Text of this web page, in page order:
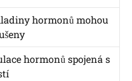
hormonů mohou
hormonů spojená s